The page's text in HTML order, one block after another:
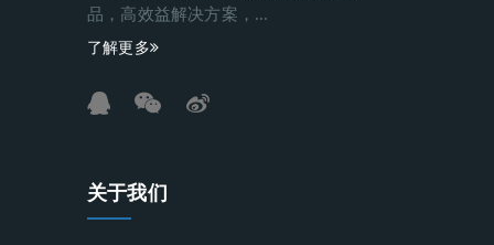
品，高效益解决方案，...
了解更多
关于我们